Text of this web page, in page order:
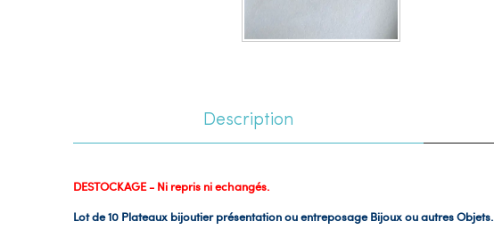
Description
DESTOCKAGE - Ni repris ni echangés.
Lot de 10 Plateaux bijoutier présentation ou entreposage Bijoux ou autres Objets.